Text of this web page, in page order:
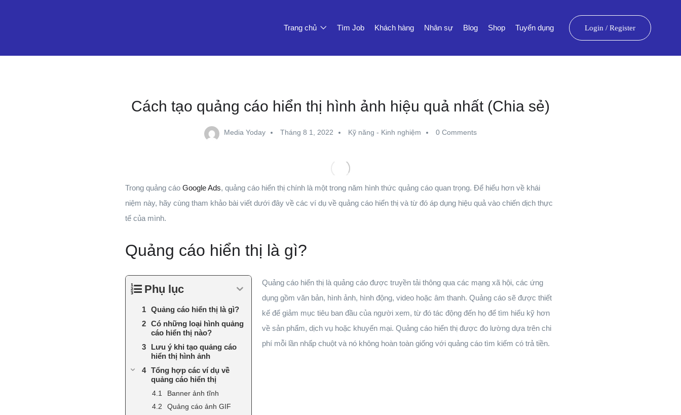
Trang chủ Tìm Job Khách hàng Nhân sự Blog Shop Tuyển dụng Login / Register
Cách tạo quảng cáo hiển thị hình ảnh hiệu quả nhất (Chia sẻ)
Media Yoday Tháng 8 1, 2022 Kỹ năng - Kinh nghiệm 0 Comments
Trong quảng cáo Google Ads, quảng cáo hiển thị chính là một trong năm hình thức quảng cáo quan trọng. Để hiểu hơn về khái
niệm này, hãy cùng tham khảo bài viết dưới đây về các ví dụ về quảng cáo hiển thị và từ đó áp dụng hiệu quả vào chiến dịch thực
tế của mình.
Quảng cáo hiển thị là gì?
Phụ lục
Quảng cáo hiển thị là gì?
Có những loại hình quảng
cáo hiển thị nào?
Lưu ý khi tạo quảng cáo
hiển thị hình ảnh
Tổng hợp các ví dụ về
quảng cáo hiển thị
Banner ảnh tĩnh
Quảng cáo ảnh GIF
Quảng cáo hiển thị là quảng cáo được truyền tải thông qua các mạng xã hội, các ứng
dụng gồm văn bản, hình ảnh, hình động, video hoặc âm thanh. Quảng cáo sẽ được thiết
kế để giảm mục tiêu ban đầu của người xem, từ đó tác động đến họ để tìm hiểu kỹ hơn
về sản phẩm, dịch vụ hoặc khuyến mại. Quảng cáo hiển thị được đo lường dựa trên chi
phí mỗi lần nhấp chuột và nó không hoàn toàn giống với quảng cáo tìm kiếm có trả tiền.